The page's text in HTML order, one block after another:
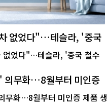
없었다"…테슬라, '중국
의무화…8월부터 미인증